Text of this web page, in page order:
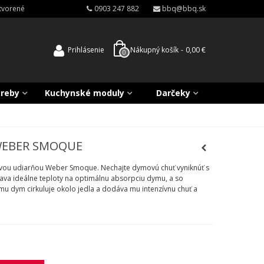
0903 247 882 bbq@bbq.sk
Prihlásenie 0 Nákupný košík - 0,00 €
Kuchynské moduly Darčeky
SMOQUE
udiarňou Weber Smoque. Nechajte dymovú chuť vyniknúť s
ideálne teploty na optimálnu absorpciu dymu, a so
dym cirkuluje okolo jedla a dodáva mu intenzívnu chuť a